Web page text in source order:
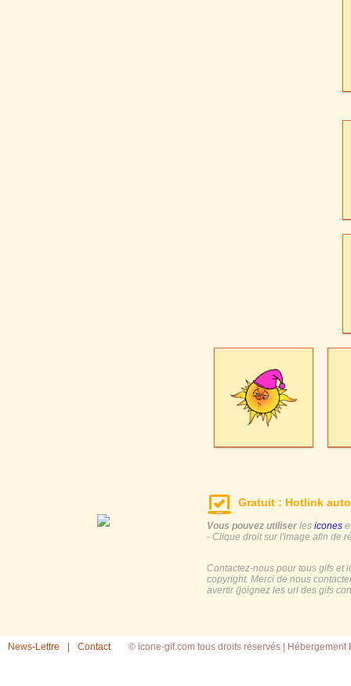
Gratuit : Hotlink
Vous pouvez utiliser les icones
- Clique droit sur l'image afin de
Contactez-nous pour tous gifs et
copyright. Merci de nous
avertir (joignez les url des gifs
News-Lettre Contact © icone-gif.com tous droits réservés | Hébergement